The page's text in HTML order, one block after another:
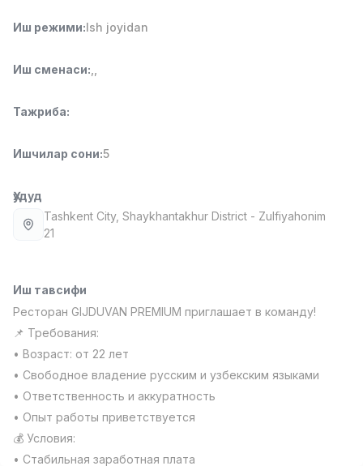
Full time job
Ish joyidan
Савдо бошлиғи
Full time job
Фаст фуд Ошпази
LES AILES
Full time job
Ish joyidan
NAVBAHOR APTEKA
Full time job
Ish joyidan
Сотув Оператори (Фақат қизлар!)
Келишилади
NAFF
Full time job
Ish joyidan
Сотув бўйича агент
Келишилади
Иш режими: Ish joyidan
Иш сменаси:,,
Тажриба:
Ишчилар сони:5
Ҳудуд
Tashkent City, Shaykhantakhur District - Zulfiyahonim
21
Иш тавсифи
Ресторан GIJDUVAN PREMIUM приглашает в команду!
📌 Требования:
• Возраст: от 22 лет
• Свободное владение русским и узбекским языками
• Ответственность и аккуратность
• Опыт работы приветствуется
💰 Условия:
• Стабильная заработная плата
Вакансиялар